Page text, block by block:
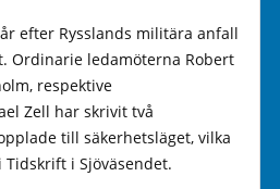
efter Rysslands militära anfall
Ordinarie ledamöterna Robert
respektive
Zell har skrivit två
till säkerhetsläget, vilka
i Sjöväsendet.